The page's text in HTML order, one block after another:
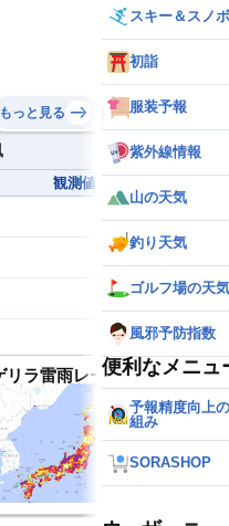
もっと見る
観測値
リラ雷雨レーダー 世界の
スキー＆スノボ
初詣
服装予報
紫外線情報
山の天気
釣り天気
ゴルフ場の天気
風邪予防指数
便利なメニュ
予報精度向上
組み
SORASHOP